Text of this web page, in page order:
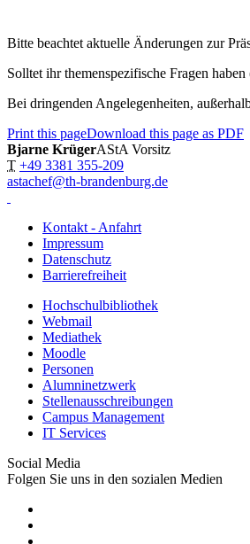
Bitte beachtet aktuelle Änderungen zur
Solltet ihr themenspezifische Fragen
Bei dringenden Angelegenheiten,
Print this pageDownload this page as PDF
Bjarne KrügerAStA Vorsitz
T +49 3381 355-209
astachef@th-brandenburg.de
Kontakt - Anfahrt
Impressum
Datenschutz
Barrierefreiheit
Hochschulbibliothek
Webmail
Mediathek
Moodle
Personen
Alumninetzwerk
Stellenausschreibungen
Campus Management
IT Services
Social Media
Folgen Sie uns in den sozialen Medien